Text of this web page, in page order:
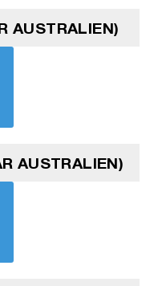
AUSTRALIEN)
AUSTRALIEN)